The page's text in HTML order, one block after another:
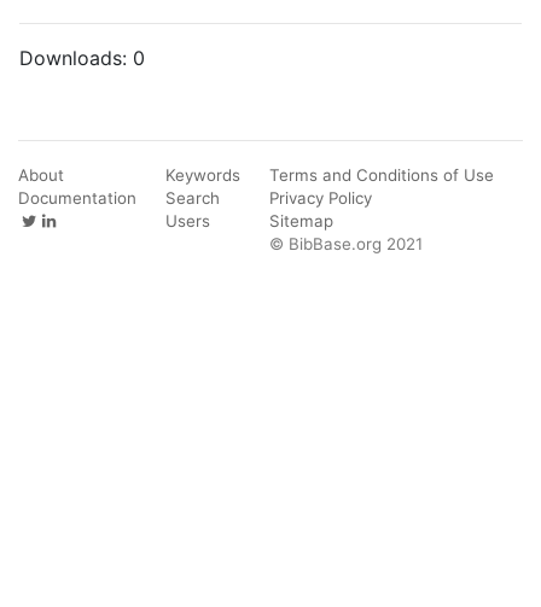
Downloads: 0
About
Documentation
Keywords
Search
Users
Terms and Conditions of Use
Privacy Policy
Sitemap
© BibBase.org 2021